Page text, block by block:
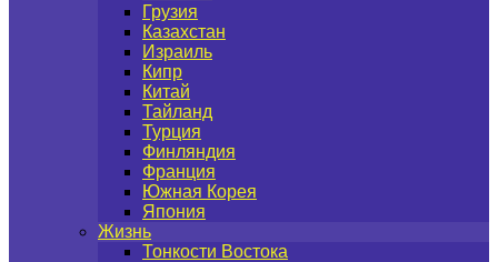
Грузия
Казахстан
Израиль
Кипр
Китай
Тайланд
Турция
Финляндия
Франция
Южная Корея
Япония
Жизнь
Тонкости Востока